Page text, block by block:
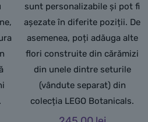
sunt personalizabile și pot fi
așezate în diferite poziții. De
asemenea, poți adăuga alte
flori construite din cărămizi
din unele dintre seturile
(vândute separat) din
colecția LEGO Botanicals.